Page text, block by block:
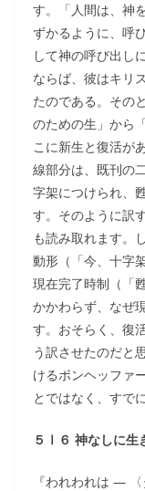
す。「人間は、神
ずかるように、呼
して神の呼び出し
ならば、彼はキリ
たのである。その
のための生」から
こに新生と復活が
線部分は、既刊の
字架につけられ、
す。そのように訳
も読み取れます。
動形（「今、十字
現在完了時制（「
かかわらず、なぜ
す。おそらく、復
う訳させたのだと
けるボンヘッファ
とではなく、すで
５Ⅰ６ 神なしに生
『われわれは ―